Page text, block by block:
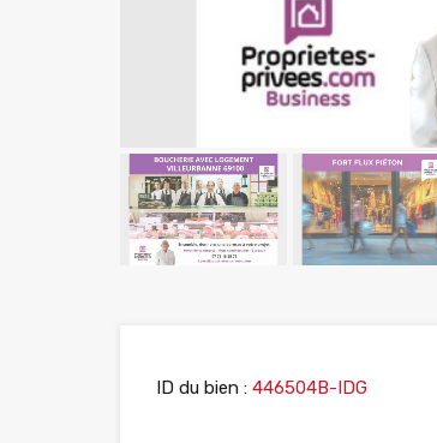
ID du bien : 446504B-IDG